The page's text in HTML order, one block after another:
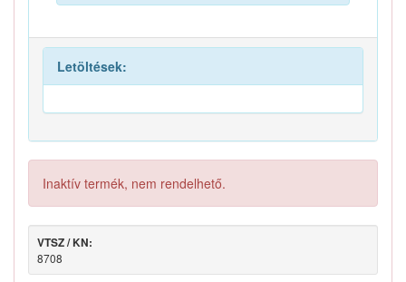
Letöltések:
Inaktív termék, nem rendelhető.
VTSZ / KN:
8708